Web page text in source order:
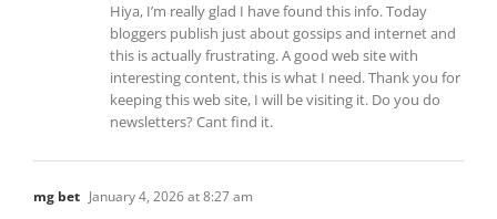
Hiya, I’m really glad I have found this info. Today
bloggers publish just about gossips and internet and
this is actually frustrating. A good web site with
interesting content, this is what I need. Thank you for
keeping this web site, I will be visiting it. Do you do
newsletters? Cant find it.
mg bet January 4, 2026 at 8:27 am